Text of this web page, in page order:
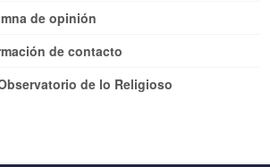
de opinión
de contacto
de lo Religioso